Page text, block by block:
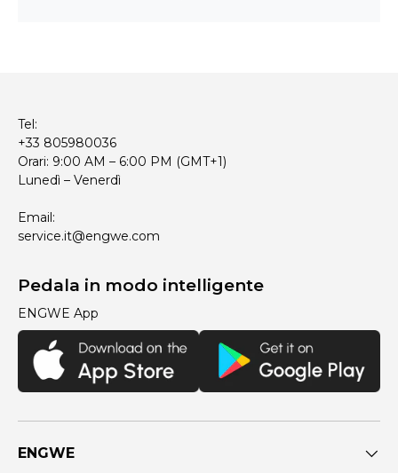
Tel:
+33 805980036
Orari: 9:00 AM – 6:00 PM (GMT+1)
Lunedì – Venerdì
Email:
service.it@engwe.com
Pedala in modo intelligente
ENGWE App
ENGWE